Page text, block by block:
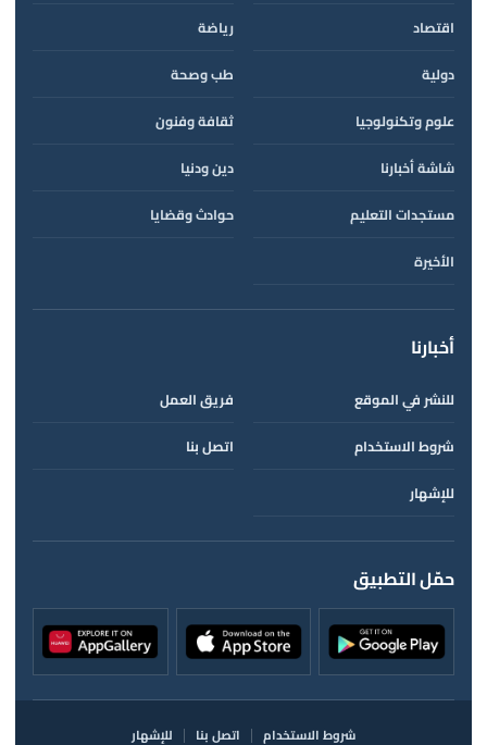
اقتصاد
رياضة
دولية
طب وصحة
علوم وتكنولوجيا
ثقافة وفنون
شاشة أخبارنا
دين ودنيا
مستجدات التعليم
حوادث وقضايا
الأخيرة
أخبارنا
للنشر في الموقع
فريق العمل
شروط الاستخدام
اتصل بنا
للإشهار
حمّل التطبيق
شروط الاستخدام اتصل بنا للإشهار